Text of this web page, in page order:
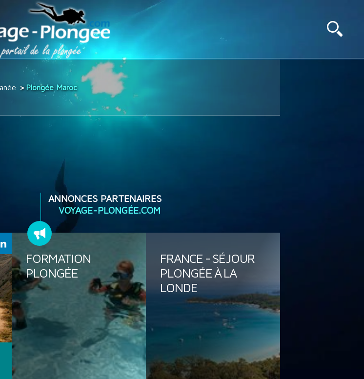
Plongée Maroc
ANNONCES PARTENAIRES
VOYAGE-PLONGÉE.COM
FORMATION
PLONGÉE
FRANCE - SÉJOUR
PLONGÉE À LA
LONDE